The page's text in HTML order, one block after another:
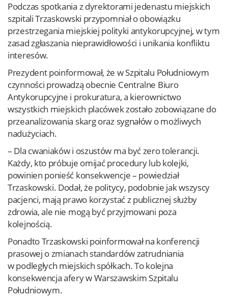
Podczas spotkania z dyrektorami jedenastu miejskich
szpitali Trzaskowski przypomniał o obowiązku
przestrzegania miejskiej polityki antykorupcyjnej, w tym
zasad zgłaszania nieprawidłowości i unikania konfliktu
interesów.
Prezydent poinformował, że w Szpitalu Południowym
czynności prowadzą obecnie Centralne Biuro
Antykorupcyjne i prokuratura, a kierownictwo
wszystkich miejskich placówek zostało zobowiązane do
przeanalizowania skarg oraz sygnałów o możliwych
nadużyciach.
– Dla cwaniaków i oszustów ma być zero tolerancji.
Każdy, kto próbuje omijać procedury lub kolejki,
powinien ponieść konsekwencje – powiedział
Trzaskowski. Dodał, że politycy, podobnie jak wszyscy
pacjenci, mają prawo korzystać z publicznej służby
zdrowia, ale nie mogą być przyjmowani poza
kolejnością.
Ponadto Trzaskowski poinformował na konferencji
prasowej o zmianach standardów zatrudniania
w podległych miejskich spółkach. To kolejna
konsekwencja afery w Warszawskim Szpitalu
Południowym.